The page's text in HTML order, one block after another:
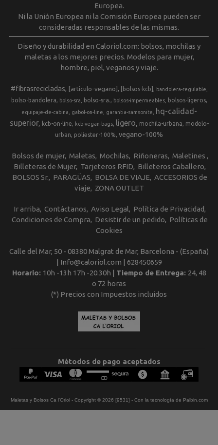
Europea.
Ni la Unión Europea ni la Comisión Europea pueden ser
consideradas responsables de las mismas.
Diseño y durabilidad en Caloriol.com: bolsos, mochilas y
maletas a los mejores precios. Modelos para mujer,
hombre, piel, veganos y viaje.
#fibrasrecicladas [articulo-vegano] [bolsos-kcb] bandolera-regulable
bolso-bandolera bolso-sra bolso-sra. bolsos-impermeables bolsos-ligeros
equipaje-de-cabina gabol-on-line garantia-samsonite
hq-calidad-
superior
kcb-on-line kcb-vegan-bags ligero mochila-urbana
modelo-
urban
poliester-100% vegano-100%
Bolsos de mujer Maletas Mochilas Riñoneras Maletines
Billeteras de Mujer Tarjeteros RFID
Billeteros Caballero
BOLSOS Sr.
PARAGÜAS BOLSA DE VIAJE ACCESORIOS de
viaje
ZONA OUTLET
Ir arriba Contáctanos Aviso Legal
Política de Privacidad
Condiciones de Compra
Desistir de un pedido
Políticas de
Cookies
Calle del Mar, 50 - 08380 Malgrat de Mar, Barcelona - (España)
| Info@caloriol.com | 628450659
Horario: 10h -13h 17h -20.30h | Tiempo de Entrega: 24, 48
o 72 horas
(*) Precios con Impuestos incluidos
Métodos de pago aceptados
Maletas y Bolsos Ca l'Oriol- Copyright © 2026 [9531] - Con la tecnología de Palbin.com